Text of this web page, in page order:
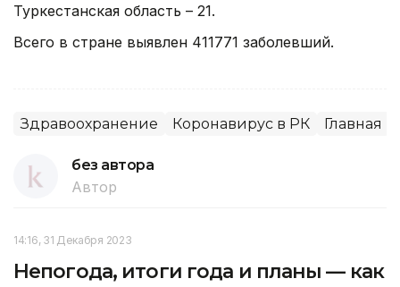
Туркестанская область – 21.
Всего в стране выявлен 411771 заболевший.
Здравоохранение Коронавирус в РК Главная
без автора
Автор
14:16, 31 Декабря 2023
Непогода, итоги года и планы — как